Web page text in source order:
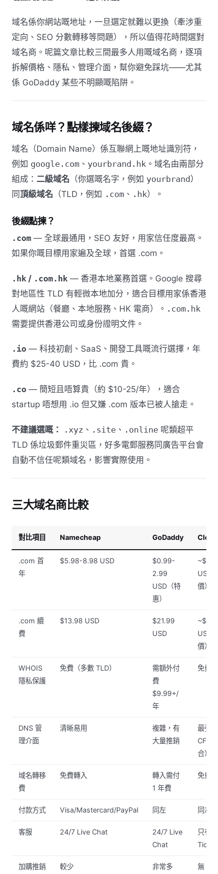
域名係你網站嘅地址，一旦選定就難以更換（牽涉重
定向、SEO 分數轉移等問題），所以值得花時間選對
域名商。呢篇文章比較三間最多人用嘅域名商，逐項
拆解價格、隱私、管理介面，幫你避免踩坑——尤其
係 GoDaddy 某些不明顯嘅陷阱。
域名係咩？點樣揀域名後綴？
域名（Domain Name）係互聯網上嘅地址識別符，
例如 google.com 、 yourbrand.hk 。域名由兩部分
組成： 二級域名 （你選嘅名字，例如 yourbrand）
同頂級域名 （TLD，例如 .com 、 .hk）。
後綴點揀？
.com — 全球最通用，SEO 友好，用家信任度最高。
如果你嘅目標用家遍及全球，首選 .com。
.hk / .com.hk — 香港本地業務首選。Google 搜尋
對地區性 TLD 有輕微本地加分，適合目標用家係香港
人嘅網站（餐廳、本地服務、HK 電商）。 .com.hk
需要提供香港公司或身份證明文件。
.io — 科技初創、SaaS、開發工具嘅流行選擇，年
費約 $25-40 USD，比 .com 貴。
.co — 簡短且唔算貴（約 $10-25/年），適合
startup 唔想用 .io 但又嫌 .com 版本已被人搶走。
不建議選嘅： .xyz 、 .site 、 .online 呢類超平
TLD 係垃圾郵件重災區，好多電郵服務同廣告平台會
自動不信任呢類域名，影響實際使用。
三大域名商比較
對比項目 Namecheap GoDaddy
.com 首
年
$5.98-8.98 USD
$0.99-
2.99
USD（特
惠）
USD
價）
.com 續
費
$13.98 USD
$21.99
USD
USD
價）
WHOIS
隱私保護
免費（多數 TLD）
需額外付
費
$9.99+/
年
免費
DNS 管
理介面
清晰易用
複雜，有
大量推銷
最強
CF 生
合）
域名轉移
費
免費轉入
轉入需付
1 年費
免費
付款方式 Visa/Mastercard/PayPal 同左 同左
客服 24/7 Live Chat
24/7 Live
Chat
只有
加購推銷 較少 非常多 無